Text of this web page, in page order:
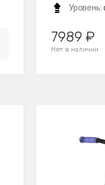
Уровень:
7989 ₽
Нет в наличии